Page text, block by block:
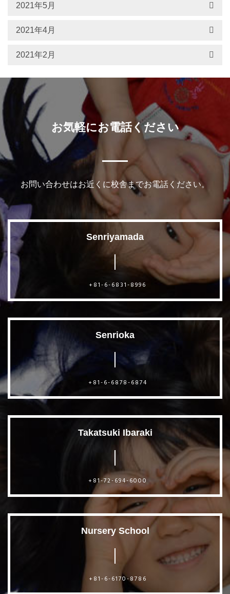
2021年5月
2021年4月
2021年2月
お気軽にお電話ください
お問い合わせはお近くに校舎までお電話ください。
Senriyamada
+81-6-6831-8996
Senrioka
+81-6-6878-6874
Takatsuki Ibaraki
+81-72-694-6000
Nursery School
+81-6-6170-8786